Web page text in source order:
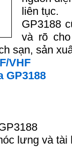
liên tục.
GP3188
và rõ
sạn, sản
VHF
GP3188
lưng và tài